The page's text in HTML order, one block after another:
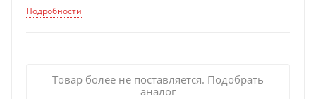
Подробности
Товар более не поставляется. Подобрать
аналог